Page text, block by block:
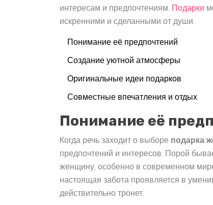
интересам и предпочтениям. Подарки
искренними и сделанными от души.
Понимание её предпочтений
Создание уютной атмосферы
Оригинальные идеи подарков
Совместные впечатления и отдых
Понимание её
Когда речь заходит о выборе подарка
предпочтений и интересов. Порой
женщину, особенно в современном
настоящая забота проявляется в
действительно тронет.